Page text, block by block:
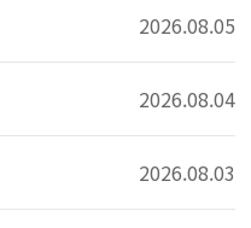
2026.08.05
2026.08.04
2026.08.03